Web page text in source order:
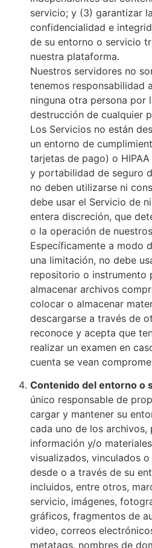
servicio; y (3) garantizar
confidencialidad e
de su entorno o servicio
nuestra plataforma.
Nuestros servidores no
tenemos responsabilidad
ninguna otra persona por
destrucción de cualquier
Los Servicios no están
un entorno de
tarjetas de pago) o
y portabilidad de seguro
no deben utilizarse ni
debe usar el Servicio de
entera discreción, que
o la operación de
Específicamente a modo
una limitación, no debe
repositorio o instrumento
almacenar archivos
colocar o almacenar
descargarse a través de
reconoce y acepta que
realizar un examen en
cuenta se vean
Contenido del entorno o
único responsable de
cargar y mantener su
cada uno de los archivos,
información y/o
visualizados, vinculados
desde o a través de su
incluidos, entre otros,
servicio, imágenes,
gráficos, fragmentos de
video, correos
metatags, nombres de